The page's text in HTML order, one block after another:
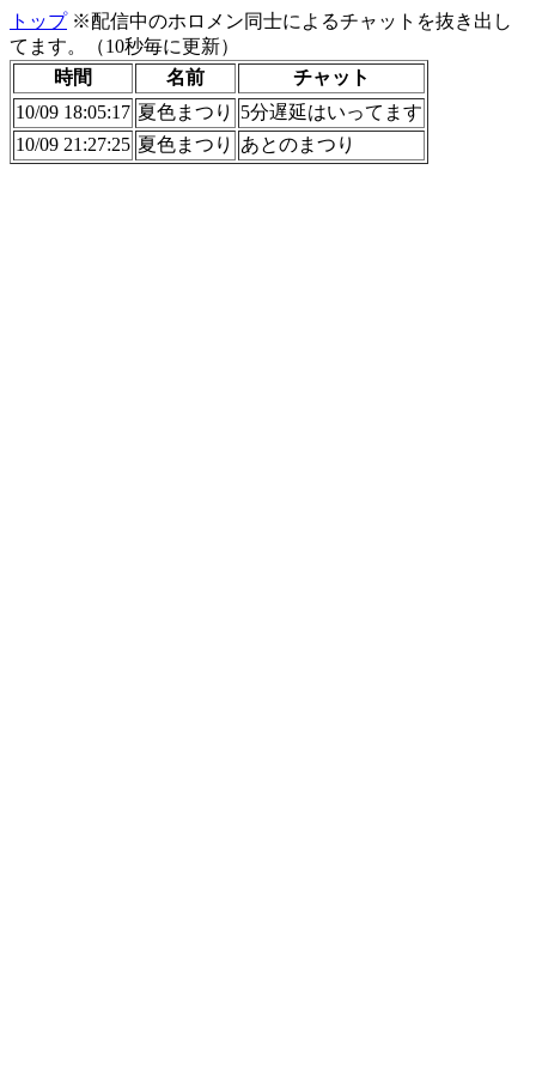
トップ※配信中のホロメン同士によるチャットを抜き出し
てます。（10秒毎に更新）
時間
名前
チャット
10/09 18:05:17 夏色まつり
5分遅延はいってます
10/09 21:27:25 夏色まつり あとのまつり